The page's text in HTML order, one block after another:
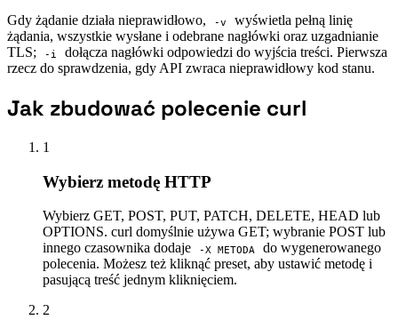
Gdy żądanie działa nieprawidłowo, -v
wyświetla pełną linię
żądania, wszystkie wysłane i odebrane nagłówki oraz uzgadnianie
TLS;
-i
dołącza nagłówki odpowiedzi do wyjścia treści. Pierwsza
rzecz do sprawdzenia, gdy API zwraca nieprawidłowy kod stanu.
Jak zbudować polecenie curl
1
Wybierz metodę HTTP
Wybierz GET, POST, PUT, PATCH, DELETE, HEAD lub
OPTIONS. curl domyślnie używa GET; wybranie POST lub
innego czasownika dodaje
-X METODA
do wygenerowanego
polecenia. Możesz też kliknąć preset, aby ustawić metodę i
pasującą treść jednym kliknięciem.
2